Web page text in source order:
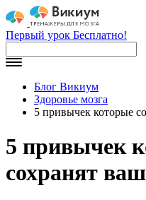
Первый урок Бесплатно!
Блог Викиум
Здоровье мозга
5 привычек которые
5 привычек
сохранят